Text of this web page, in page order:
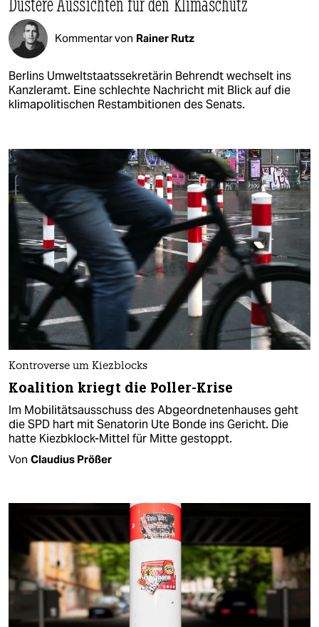
Kommentar von Rainer Rutz
Berlins Umweltstaatssekretärin Behrendt wechselt ins
Kanzleramt. Eine schlechte Nachricht mit Blick auf die
klimapolitischen Restambitionen des Senats.
Kontroverse um Kiezblocks
Koalition kriegt die Poller-Krise
Im Mobilitätsausschuss des Abgeordnetenhauses geht
die SPD hart mit Senatorin Ute Bonde ins Gericht. Die
hatte Kiezbklock-Mittel für Mitte gestoppt.
Von Claudius Prößer